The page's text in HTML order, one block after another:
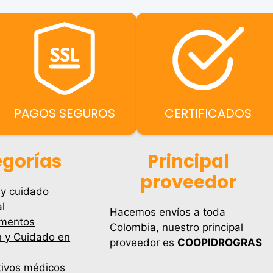
PAGOS SEGUROS CERTIFICADOS
cuidado
y Cuidado en
médicos
Principal
proveedor
Hacemos envíos a toda
Colombia, nuestro principal
proveedor es COOPIDROGRAS